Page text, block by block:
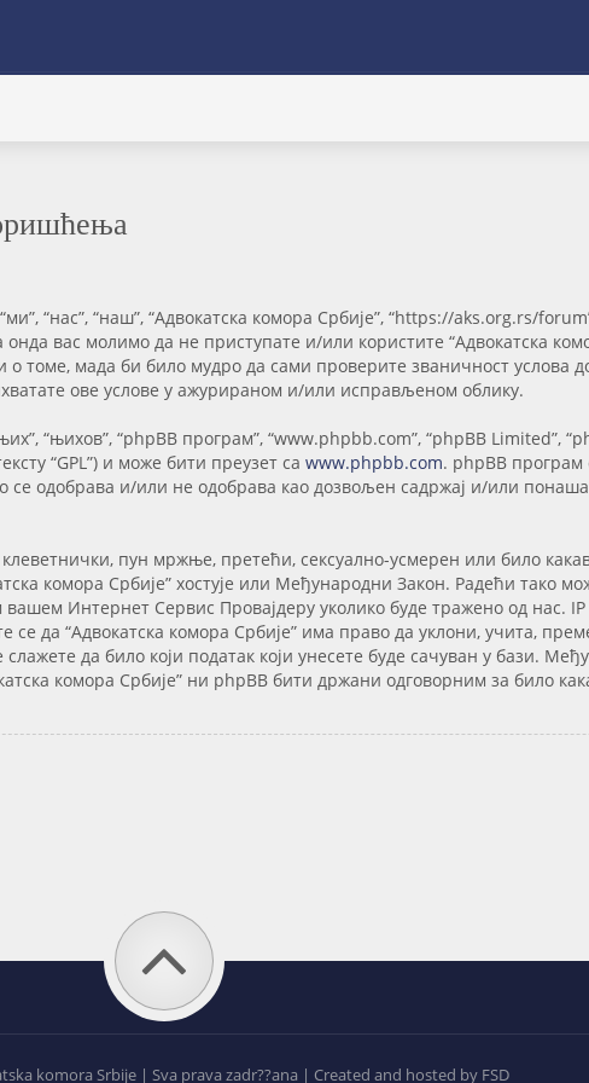
“нас”, “наш”, “Адвокатска комора Србије”, “https://aks.org.rs/
вас молимо да не приступате и/или користите “Адвокатска
о томе, мада би било мудро да сами проверите званичност услова
ове услове у ажурираном и/или исправљеном облику.
“њихов”, “phpBB програм”, “www.phpbb.com”, “phpBB Limited”,
“GPL”) и може бити преузет са www.phpbb.com. phpBB
се одобрава и/или не одобрава као дозвољен садржај и/или
пун мржње, претећи, сексуално-усмерен или било
комора Србије” хостује или Међународни Закон. Радећи тако
Интернет Сервис Провајдеру уколико буде тражено од нас. IP
да “Адвокатска комора Србије” има право да уклони, учита,
да било који податак који унесете буде сачуван у бази.
комора Србије” ни phpBB бити држани одговорним за било
komora Srbije | Sva prava zadr??ana | Created and hosted by FSD